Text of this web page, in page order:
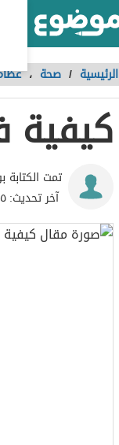
الرئيسية / صحة ،
تمت
آخر تحديث: